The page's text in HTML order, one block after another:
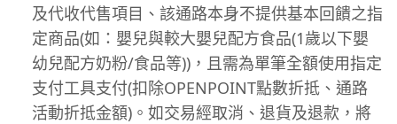
及代收代售項目、該通路本身不提供基本回饋之指
定商品(如：嬰兒與較大嬰兒配方食品(1歲以下嬰
幼兒配方奶粉/食品等))，且需為單筆全額使用指定
支付工具支付(扣除OPENPOINT點數折抵、通路
活動折抵金額)。如交易經取消、退貨及退款，將